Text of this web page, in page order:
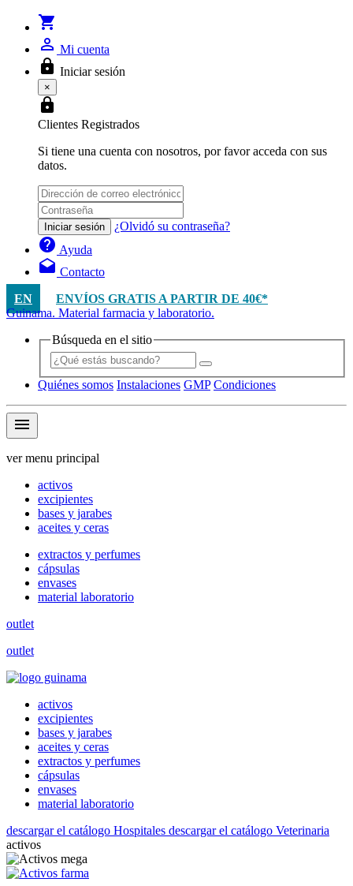
shopping_cart
person_outline Mi cuenta
lock Iniciar sesión
×
lock
Clientes Registrados
Si tiene una cuenta con nosotros, por favor acceda con sus
datos.
Iniciar sesión ¿Olvidó su contraseña?
help Ayuda
drafts Contacto
EN
ENVÍOS GRATIS A PARTIR DE 40€*
Guinama. Material farmacia y laboratorio.
Búsqueda en el sitio
Quiénes somos Instalaciones GMP Condiciones
menu
ver menu principal
activos
excipientes
bases y jarabes
aceites y ceras
extractos y perfumes
cápsulas
envases
material laboratorio
outlet
outlet
activos
excipientes
bases y jarabes
aceites y ceras
extractos y perfumes
cápsulas
envases
material laboratorio
descargar el catálogo Hospitales descargar el catálogo Veterinaria
activos